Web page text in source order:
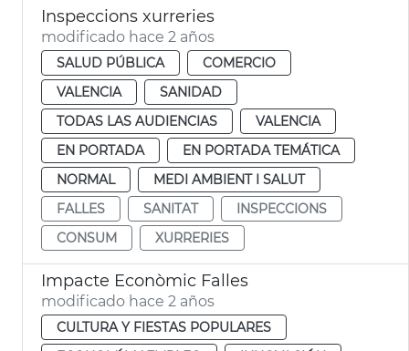
Inspeccions xurreries
modificado hace 2 años
SALUD PÚBLICA
COMERCIO
VALENCIA
SANIDAD
TODAS LAS AUDIENCIAS
VALENCIA
EN PORTADA
EN PORTADA TEMÁTICA
NORMAL
MEDI AMBIENT I SALUT
FALLES
SANITAT
INSPECCIONS
CONSUM
XURRERIES
Impacte Econòmic Falles
modificado hace 2 años
CULTURA Y FIESTAS POPULARES